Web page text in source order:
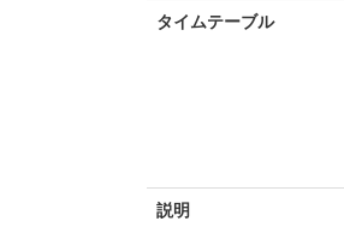
タイムテーブル
説明